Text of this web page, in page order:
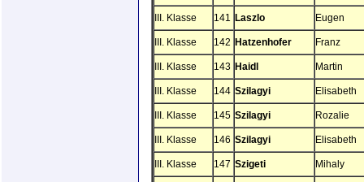
III. Klasse 141 Laszlo Eugen
III. Klasse 142 Hatzenhofer Franz
III. Klasse 143 Haidl Martin
III. Klasse 144 Szilagyi Elisabeth
III. Klasse 145 Szilagyi Rozalie
III. Klasse 146 Szilagyi Elisabeth
III. Klasse 147 Szigeti Mihaly